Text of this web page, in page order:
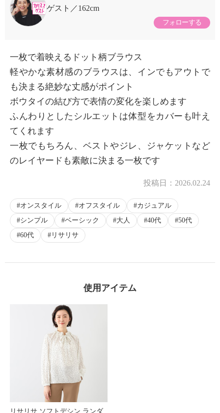
ゲスト
162cm
フォローする
一枚で着映えるドット柄ブラウス
軽やかな素材感のブラウスは、インでもアウトで
も決まる絶妙な丈感がポイント
ボウタイの結び方で表情の変化を楽しめます
ふんわりとしたシルエットは体型をカバーも叶え
てくれます
一枚でもちろん、ベストやジレ、ジャケットなど
のレイヤードも素敵に決まる一枚です
投稿日： 2026.02.24
オンスタイル オフスタイル
カジュアル
シンプル
ベーシック 大人 40代
50代
60代
リサリサ
使用アイテム
リサリサ ソフトデシン ランダ